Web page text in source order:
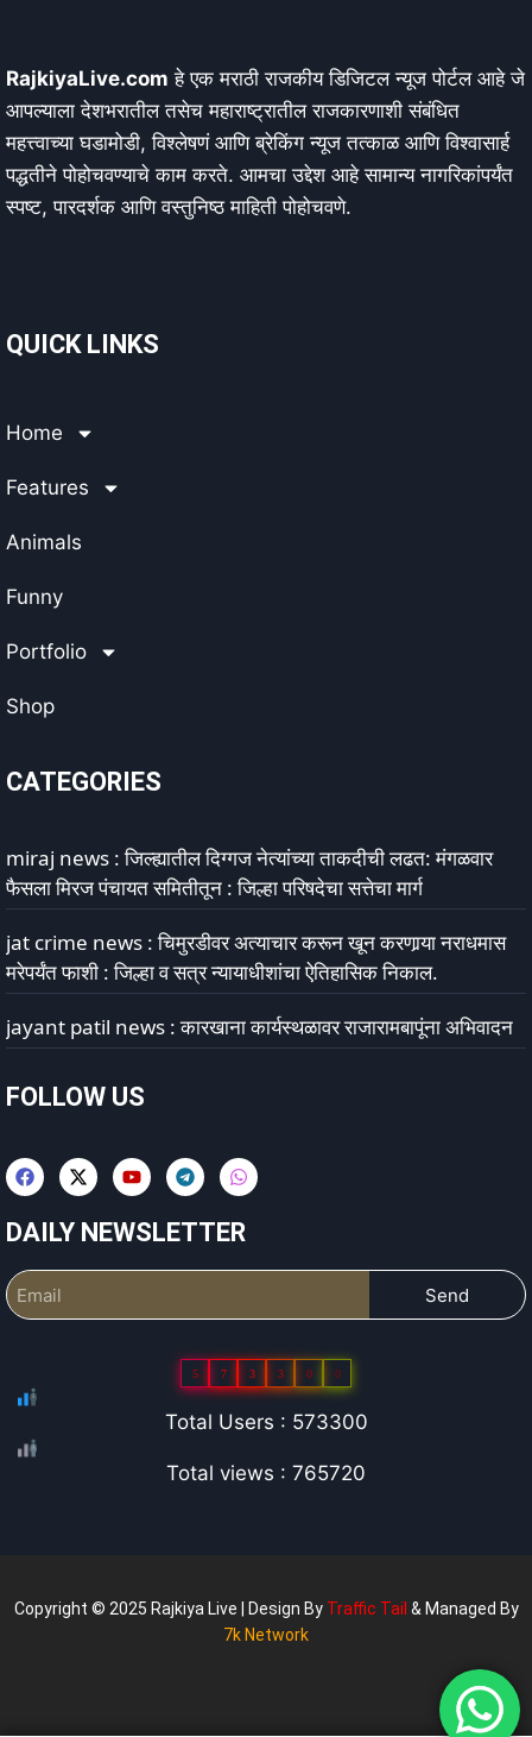
RajkiyaLive.com हे एक मराठी राजकीय डिजिटल न्यूज पोर्टल आहे जे
आपल्याला देशभरातील तसेच महाराष्ट्रातील राजकारणाशी संबंधित
महत्त्वाच्या घडामोडी, विश्लेषणं आणि ब्रेकिंग न्यूज तत्काळ आणि विश्वासार्ह
पद्धतीने पोहोचवण्याचे काम करते. आमचा उद्देश आहे सामान्य नागरिकांपर्यंत
स्पष्ट, पारदर्शक आणि वस्तुनिष्ठ माहिती पोहोचवणे.
QUICK LINKS
Home
Features
Animals
Funny
Portfolio
Shop
CATEGORIES
miraj news : जिल्ह्यातील दिग्गज नेत्यांच्या ताकदीची लढत: मंगळवार
फैसला मिरज पंचायत समितीतून : जिल्हा परिषदेचा सत्तेचा मार्ग
jat crime news : चिमुरडीवर अत्याचार करून खून करणार्‍या नराधमास
मरेपर्यंत फाशी : जिल्हा व सत्र न्यायाधीशांचा ऐतिहासिक निकाल.
jayant patil news : कारखाना कार्यस्थळावर राजारामबापूंना अभिवादन
FOLLOW US
DAILY NEWSLETTER
Send
5 7 3 3 0 0
Total Users : 573300
Total views : 765720
Copyright © 2025 Rajkiya Live | Design By Traffic Tail & Managed By
7k Network